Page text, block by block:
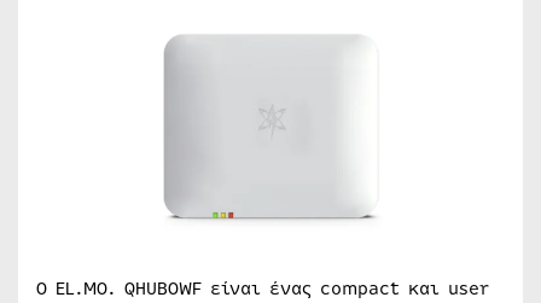
Ο EL.MO. QHUBOWF είναι ένας compact και user